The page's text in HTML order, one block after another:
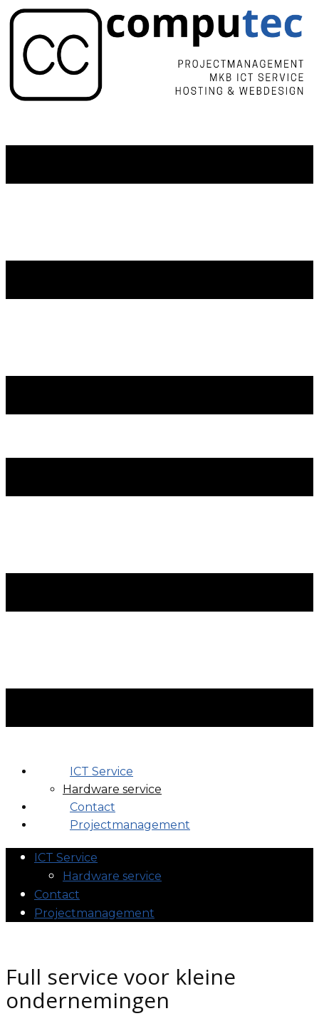
ICT Service
Hardware service
Contact
Projectmanagement
ICT Service
Hardware service
Contact
Projectmanagement
Full service voor kleine
ondernemingen